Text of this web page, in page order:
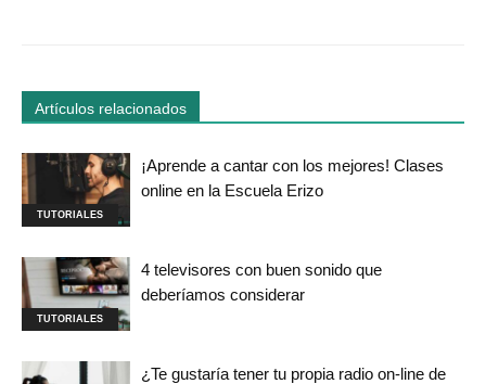
Artículos relacionados
TUTORIALES
¡Aprende a cantar con los mejores! Clases
online en la Escuela Erizo
TUTORIALES
4 televisores con buen sonido que
deberíamos considerar
¿Te gustaría tener tu propia radio on-line de